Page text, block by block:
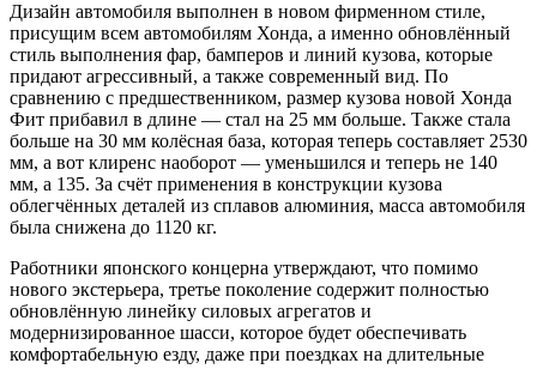
Дизайн автомобиля выполнен в новом фирменном стиле,
присущим всем автомобилям Хонда, а именно обновлённый
стиль выполнения фар, бамперов и линий кузова, которые
придают агрессивный, а также современный вид. По
сравнению с предшественником, размер кузова новой Хонда
Фит прибавил в длине — стал на 25 мм больше. Также стала
больше на 30 мм колёсная база, которая теперь составляет 2530
мм, а вот клиренс наоборот — уменьшился и теперь не 140
мм, а 135. За счёт применения в конструкции кузова
облегчённых деталей из сплавов алюминия, масса автомобиля
была снижена до 1120 кг.
Работники японского концерна утверждают, что помимо
нового экстерьера, третье поколение содержит полностью
обновлённую линейку силовых агрегатов и
модернизированное шасси, которое будет обеспечивать
комфортабельную езду, даже при поездках на длительные